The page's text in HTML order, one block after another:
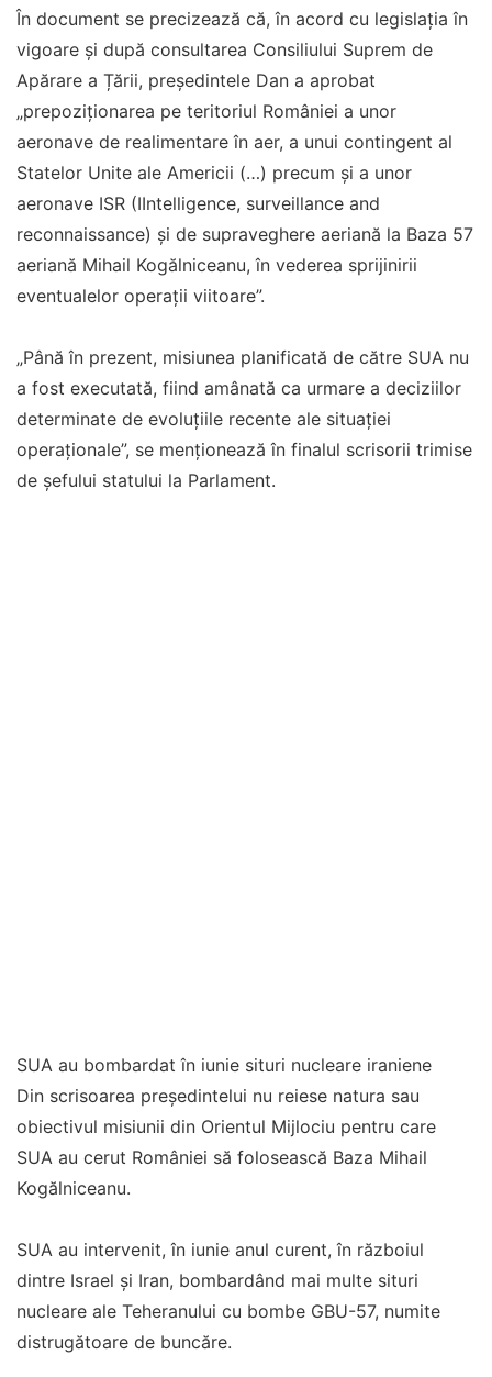
În document se precizează că, în acord cu legislația în
vigoare şi după consultarea Consiliului Suprem de
Apărare a Țării, președintele Dan a aprobat
„prepoziţionarea pe teritoriul României a unor
aeronave de realimentare în aer, a unui contingent al
Statelor Unite ale Americii (…) precum şi a unor
aeronave ISR (IIntelligence, surveillance and
reconnaissance) şi de supraveghere aeriană la Baza 57
aeriană Mihail Kogălniceanu, în vederea sprijinirii
eventualelor operaţii viitoare”.
„Până în prezent, misiunea planificată de către SUA nu
a fost executată, fiind amânată ca urmare a deciziilor
determinate de evoluțiile recente ale situației
operaționale”, se menționează în finalul scrisorii trimise
de șefului statului la Parlament.
SUA au bombardat în iunie situri nucleare iraniene
Din scrisoarea președintelui nu reiese natura sau
obiectivul misiunii din Orientul Mijlociu pentru care
SUA au cerut României să folosească Baza Mihail
Kogălniceanu.
SUA au intervenit, în iunie anul curent, în războiul
dintre Israel și Iran, bombardând mai multe situri
nucleare ale Teheranului cu bombe GBU-57, numite
distrugătoare de buncăre.